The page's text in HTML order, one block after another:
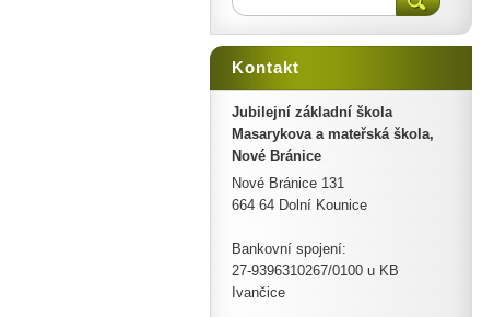
Kontakt
Jubilejní základní škola
Masarykova a mateřská škola,
Nové Bránice
Nové Bránice 131
664 64 Dolní Kounice
Bankovní spojení:
27-9396310267/0100 u KB
Ivančice